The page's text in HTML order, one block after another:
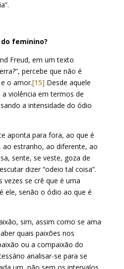
feminino?
em um texto
percebe que não é
o amor.[15] Desde aquele
violência em termos de
a intensidade do ódio
para fora, ao que é
estranho, ao diferente, ao
sente, se veste, goza de
dizer “odeio tal coisa”.
vezes se crê que é uma
ele, senão o ódio ao que é
sim, assim como se ama
quais paixões nos
ou a compaixão do
analisar-se para se
um, não sem os intervalos